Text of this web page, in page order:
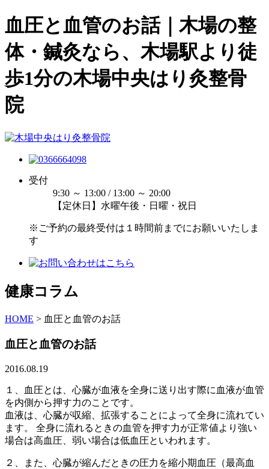
血圧と血管のお話｜木場の整
体・鍼灸なら、木場駅より徒
歩1分の木場中央はり灸整骨
院
受付
9:30 ～ 13:00 / 13:00 ～ 20:00
【定休日】水曜午後・日曜・祝日
※ご予約の最終受付は１時間前までにお願いいたしま
す
健康コラム
HOME > 血圧と血管のお話
血圧と血管のお話
2016.08.19
１、血圧とは、心臓が血液を全身に送り出す際に血液が血管
を内側から押す力のことです。
血液は、心臓が収縮、拡張することによって全身に流れてい
ます。 全身に流れるときの血管を押す力が正常値より強い
場合は高血圧、弱い場合は低血圧といわれます。
２、また、心臓が縮んだときの圧力を縮小期血圧（最高血